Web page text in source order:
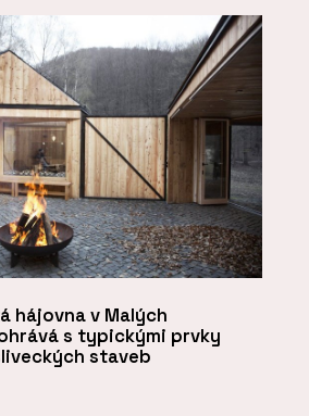
hájovna v Malých
s typickými prvky
staveb